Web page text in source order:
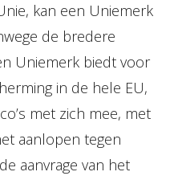
kan een Uniemerk
de bredere
Uniemerk biedt voor
in de hele EU,
met zich mee, met
aanlopen tegen
aanvrage van het